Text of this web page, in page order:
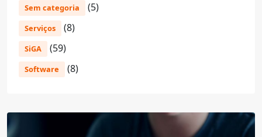
Sem categoria (5)
Serviços (8)
SiGA (59)
Software (8)